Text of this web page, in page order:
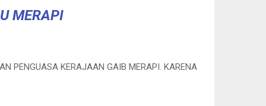
MERAPI
PENGUASA KERAJAAN GAIB MERAPI. KARENA